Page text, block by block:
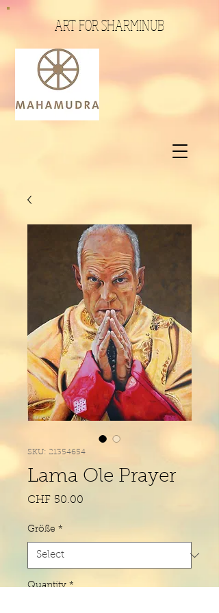
ART FOR SHARMINUB
SKU: 21354654
Lama Ole Prayer
CHF 50.00
Größe *
Quantity *